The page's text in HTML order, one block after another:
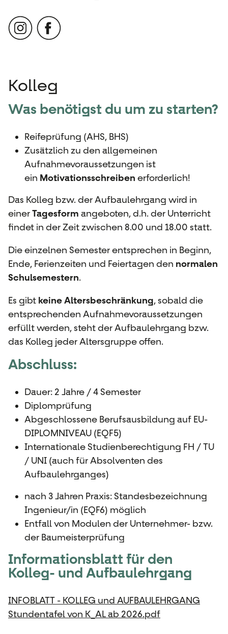
Kolleg
Was benötigst du um zu starten?
Reifeprüfung (AHS, BHS)
Zusätzlich zu den allgemeinen
Aufnahmevoraussetzungen ist
ein Motivationsschreiben erforderlich!
Das Kolleg bzw. der Aufbaulehrgang wird in
einerTagesform angeboten, d.h. der Unterricht
findet in der Zeit zwischen 8.00 und 18.00 statt.
Die einzelnen Semester entsprechen in Beginn,
Ende, Ferienzeiten und Feiertagen den normalen
Schulsemestern.
Es gibt keine Altersbeschränkung, sobald die
entsprechenden Aufnahmevoraussetzungen
erfüllt werden, steht der Aufbaulehrgang bzw.
das Kolleg jeder Altersgruppe offen.
Abschluss:
Dauer: 2 Jahre / 4 Semester
Diplomprüfung
Abgeschlossene Berufsausbildung auf EU-
DIPLOMNIVEAU (EQF5)
Internationale Studienberechtigung FH / TU
/ UNI (auch für Absolventen des
Aufbaulehrganges)
nach 3 Jahren Praxis: Standesbezeichnung
Ingenieur/in (EQF6) möglich
Entfall von Modulen der Unternehmer- bzw.
der Baumeisterprüfung
Informationsblatt für den
Kolleg- und Aufbaulehrgang
INFOBLATT - KOLLEG und AUFBAULEHRGANG
Stundentafel von K_AL ab 2026.pdf